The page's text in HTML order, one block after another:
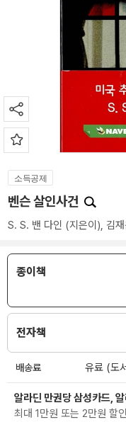
소득공제
벤슨 살인사건
S. S. 밴 다인 (지은이), 김
종이책
전자책
배송료 유료 (도
알라딘 만권당 삼성카드,
최대 1만원 또는 2만원 할